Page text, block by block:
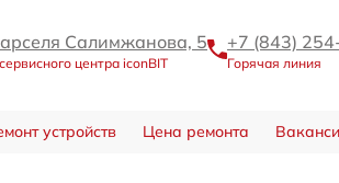
Салимжанова, 5
центра iconBIT
+7 (843)
Горячая линия
устройств Цена ремонта